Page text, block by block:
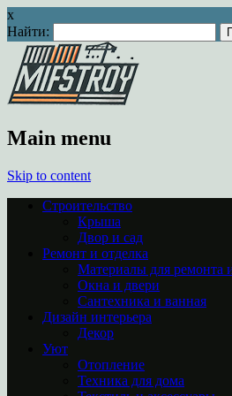
x
Найти:
Main menu
Skip to content
Строительство
Крыша
Двор и сад
Ремонт и отделка
Материалы для ремонта
Окна и двери
Сантехника и ванная
Дизайн интерьера
Декор
Уют
Отопление
Техника для дома